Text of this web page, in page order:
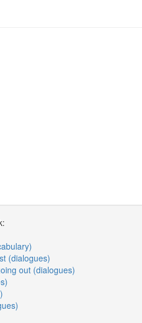
(dialogues)
out (dialogues)